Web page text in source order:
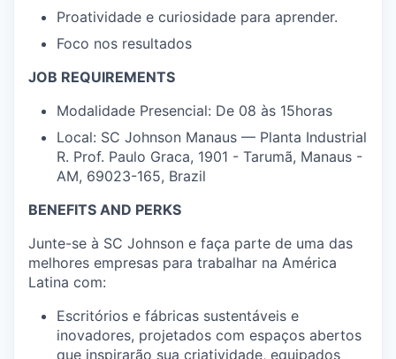
Proatividade e curiosidade para aprender.
Foco nos resultados
JOB REQUIREMENTS
Modalidade Presencial: De 08 às 15horas
Local: SC Johnson Manaus — Planta Industrial
R. Prof. Paulo Graca, 1901 - Tarumã, Manaus -
AM, 69023-165, Brazil
BENEFITS AND PERKS
Junte-se à SC Johnson e faça parte de uma das
melhores empresas para trabalhar na América
Latina com:
Escritórios e fábricas sustentáveis e
inovadores, projetados com espaços abertos
que inspirarão sua criatividade, equipados